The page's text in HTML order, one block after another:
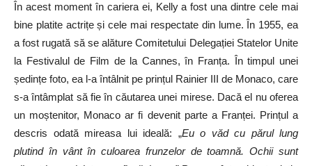
În acest moment în cariera ei, Kelly a fost una dintre cele mai
bine platite actrițe și cele mai respectate din lume. În 1955, ea
a fost rugată să se alăture Comitetului Delegației Statelor Unite
la Festivalul de Film de la Cannes, în Franța. În timpul unei
ședințe foto, ea l-a întâlnit pe prințul Rainier III de Monaco, care
s-a întâmplat să fie în căutarea unei mirese. Dacă el nu oferea
un moștenitor, Monaco ar fi devenit parte a Franței. Prințul a
descris odată mireasa lui ideală: „Eu o văd cu părul lung
plutind în vânt în culoarea frunzelor de toamnă. Ochii sunt